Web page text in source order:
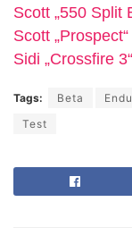
Scott „550 Split
Scott
Sidi „Crossfire
Tags: Beta
Test